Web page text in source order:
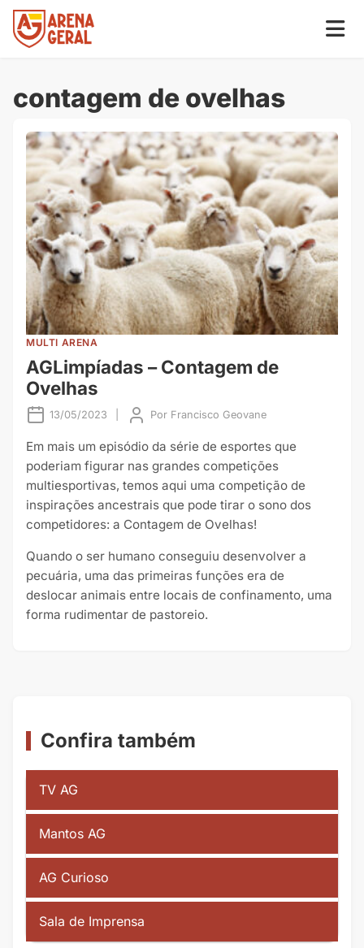
contagem de ovelhas
MULTI ARENA
AGLimpíadas – Contagem de
Ovelhas
13/05/2023 Por Francisco Geovane
Em mais um episódio da série de esportes que
poderiam figurar nas grandes competições
multiesportivas, temos aqui uma competição de
inspirações ancestrais que pode tirar o sono dos
competidores: a Contagem de Ovelhas!
Quando o ser humano conseguiu desenvolver a
pecuária, uma das primeiras funções era de
deslocar animais entre locais de confinamento, uma
forma rudimentar de pastoreio.
Confira também
TV AG
Mantos AG
AG Curioso
Sala de Imprensa